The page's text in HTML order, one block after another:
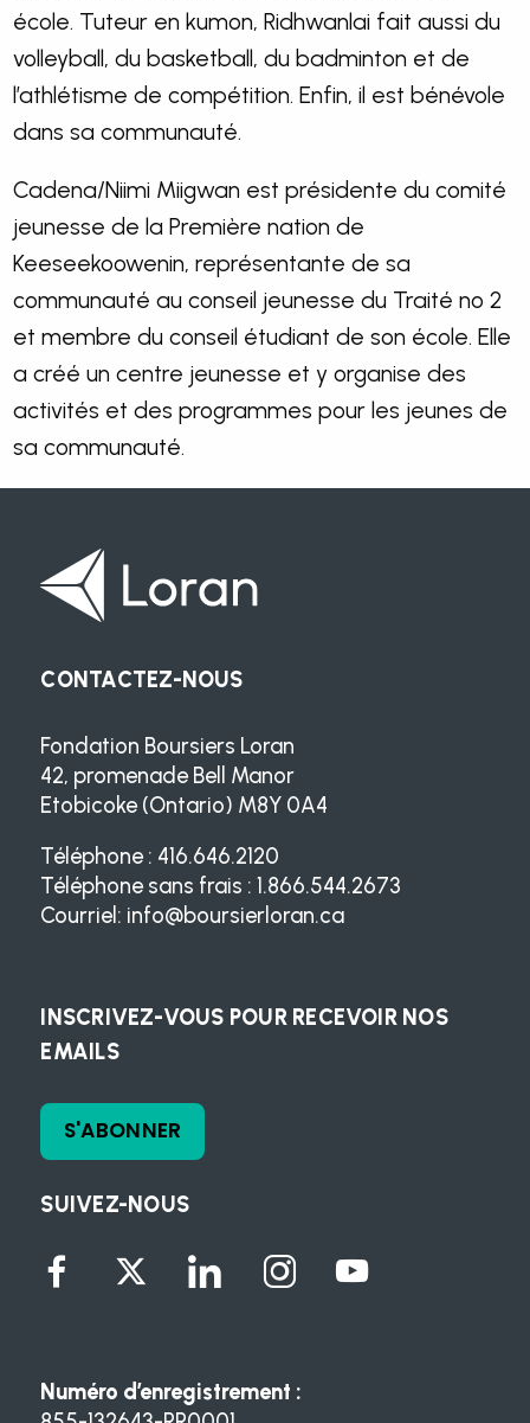
école. Tuteur en kumon, Ridhwanlai fait aussi du
volleyball, du basketball, du badminton et de
l’athlétisme de compétition. Enfin, il est bénévole
dans sa communauté.
Cadena/Niimi Miigwan est présidente du comité
jeunesse de la Première nation de
Keeseekoowenin, représentante de sa
communauté au conseil jeunesse du Traité no 2
et membre du conseil étudiant de son école. Elle
a créé un centre jeunesse et y organise des
activités et des programmes pour les jeunes de
sa communauté.
SUIVEZ-NOUS
CONTACTEZ-NOUS
Fondation Boursiers Loran
42, promenade Bell Manor
Etobicoke (Ontario) M8Y 0A4
Téléphone : 416.646.2120
Téléphone sans frais : 1.866.544.2673
Courriel: info@boursierloran.ca
INSCRIVEZ-VOUS POUR RECEVOIR NOS
EMAILS
S'ABONNER
Numéro d’enregistrement :